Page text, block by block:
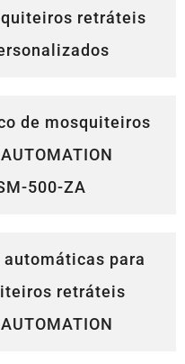
retráteis
de mosquiteiros
500-ZA
para
retráteis